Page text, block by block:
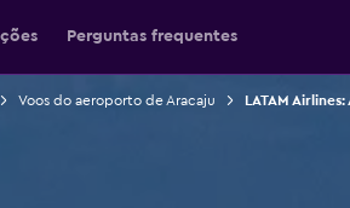
Perguntas frequentes
Voos do aeroporto de Aracaju LATAM